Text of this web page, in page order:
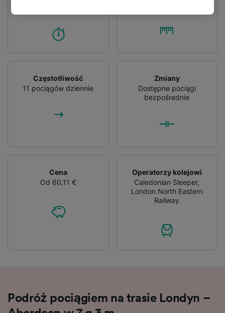
Częstotliwość
11 pociągów dziennie
Zmiany
Dostępne pociągi
bezpośrednie
Cena
Od 60,11 €
Operatorzy kolejowi
Caledonian Sleeper,
London North Eastern
Railway
Podróż pociągiem na trasie Londyn –
track you.
We and our partners process data to provide:
Personalised advertising and content,
advertising and content measurement,
audience research and services development.
List of Partners